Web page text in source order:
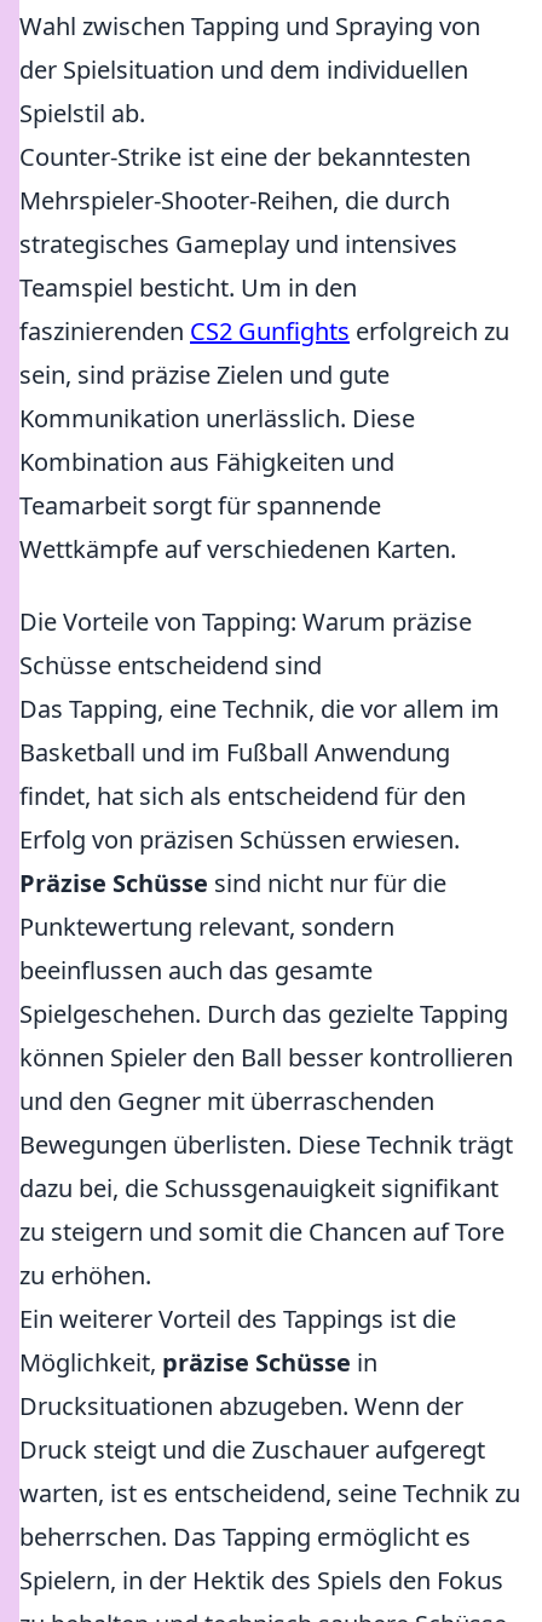
Wahl zwischen Tapping und Spraying von
der Spielsituation und dem individuellen
Spielstil ab.
Counter-Strike ist eine der bekanntesten
Mehrspieler-Shooter-Reihen, die durch
strategisches Gameplay und intensives
Teamspiel besticht. Um in den
faszinierenden CS2 Gunfights erfolgreich zu
sein, sind präzise Zielen und gute
Kommunikation unerlässlich. Diese
Kombination aus Fähigkeiten und
Teamarbeit sorgt für spannende
Wettkämpfe auf verschiedenen Karten.
Die Vorteile von Tapping: Warum präzise
Schüsse entscheidend sind
Das Tapping, eine Technik, die vor allem im
Basketball und im Fußball Anwendung
findet, hat sich als entscheidend für den
Erfolg von präzisen Schüssen erwiesen.
Präzise Schüsse sind nicht nur für die
Punktewertung relevant, sondern
beeinflussen auch das gesamte
Spielgeschehen. Durch das gezielte Tapping
können Spieler den Ball besser kontrollieren
und den Gegner mit überraschenden
Bewegungen überlisten. Diese Technik trägt
dazu bei, die Schussgenauigkeit signifikant
zu steigern und somit die Chancen auf Tore
zu erhöhen.
Ein weiterer Vorteil des Tappings ist die
Möglichkeit, präzise Schüsse in
Drucksituationen abzugeben. Wenn der
Druck steigt und die Zuschauer aufgeregt
warten, ist es entscheidend, seine Technik zu
beherrschen. Das Tapping ermöglicht es
Spielern, in der Hektik des Spiels den Fokus